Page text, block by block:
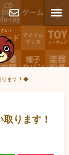
い！
問い合わ
せ
ります！◆
ります！